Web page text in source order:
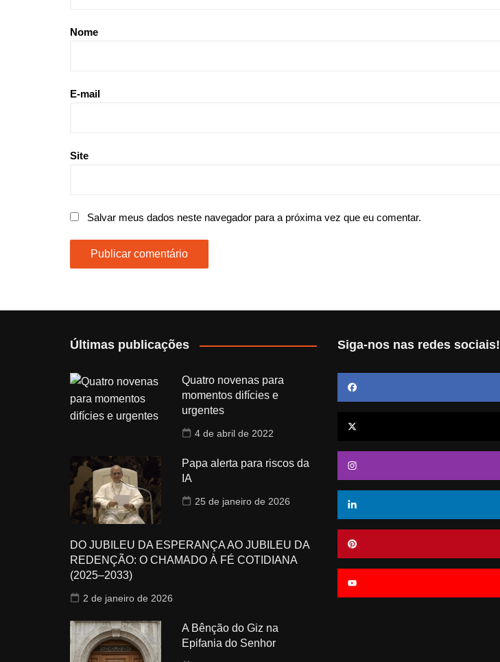
Nome
E-mail
Site
Salvar meus dados neste navegador para a próxima vez que eu comentar.
Últimas publicações
Quatro novenas para
momentos difícies e
urgentes
4 de abril de 2022
Papa alerta para riscos da
IA
25 de janeiro de 2026
DO JUBILEU DA ESPERANÇA AO JUBILEU DA
REDENÇÃO: O CHAMADO À FÉ COTIDIANA
(2025–2033)
2 de janeiro de 2026
A Bênção do Giz na
Epifania do Senhor
Siga-nos nas redes sociais!